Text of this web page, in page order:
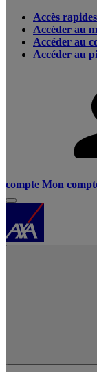
Accès rapides
Accéder au
Accéder au
Accéder au
compte Mon